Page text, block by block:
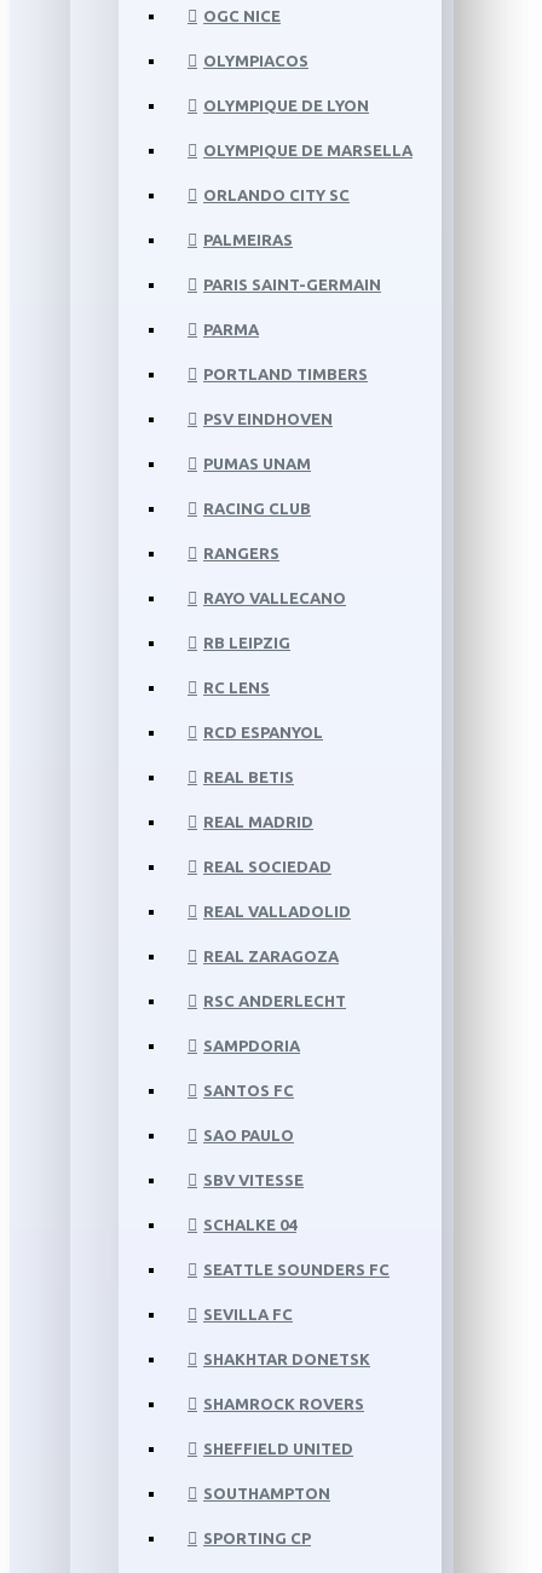
OGC NICE
OLYMPIACOS
OLYMPIQUE DE LYON
OLYMPIQUE DE MARSELLA
ORLANDO CITY SC
PALMEIRAS
PARIS SAINT-GERMAIN
PARMA
PORTLAND TIMBERS
PSV EINDHOVEN
PUMAS UNAM
RACING CLUB
RANGERS
RAYO VALLECANO
RB LEIPZIG
RC LENS
RCD ESPANYOL
REAL BETIS
REAL MADRID
REAL SOCIEDAD
REAL VALLADOLID
REAL ZARAGOZA
RSC ANDERLECHT
SAMPDORIA
SANTOS FC
SAO PAULO
SBV VITESSE
SCHALKE 04
SEATTLE SOUNDERS FC
SEVILLA FC
SHAKHTAR DONETSK
SHAMROCK ROVERS
SHEFFIELD UNITED
SOUTHAMPTON
SPORTING CP